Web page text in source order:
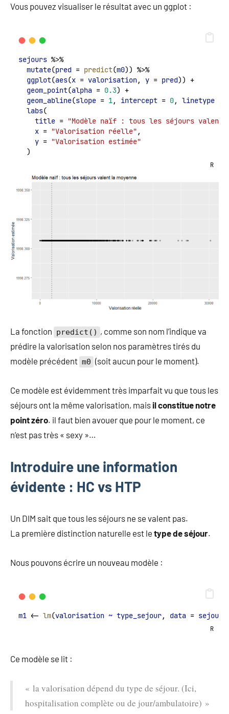
Vous pouvez visualiser le résultat avec un ggplot :
sejours %>%
mutate(pred = predict(m0)) %>%
ggplot(aes(x = valorisation, y = pred)) +
geom_point(alpha = 0.3) +
geom_abline(slope = 1, intercept = 0, linetype
labs(
title = "Modèle naïf : tous les séjours valent
x = "Valorisation réelle" ,
y = "Valorisation estimée"
  )
R
La fonction predict() , comme son nom l’indique va
prédire la valorisation selon nos paramètres tirés du
modèle précédent m0 (soit aucun pour le moment).
Ce modèle est évidemment très imparfait vu que tous les
séjours ont la même valorisation, mais il constitue notre
point zéro. il faut bien avouer que pour le moment, ce
n’est pas très « sexy »…
Introduire une information
évidente : HC vs HTP
Un DIM sait que tous les séjours ne se valent pas.
La première distinction naturelle est le type de séjour.
Nous pouvons écrire un nouveau modèle :
m1 <- lm(valorisation ~ type_sejour, data = sejours
R
Ce modèle se lit :
« la valorisation dépend du type de séjour. (Ici,
hospitalisation complète ou de jour/ambulatoire) »